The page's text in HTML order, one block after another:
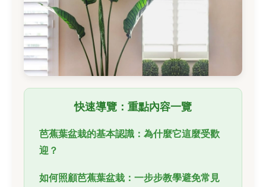
快速導覽：重點內容一覽
芭蕉葉盆栽的基本認識：為什麼它這麼受歡
迎？
如何照顧芭蕉葉盆栽：一步步教學避免常見